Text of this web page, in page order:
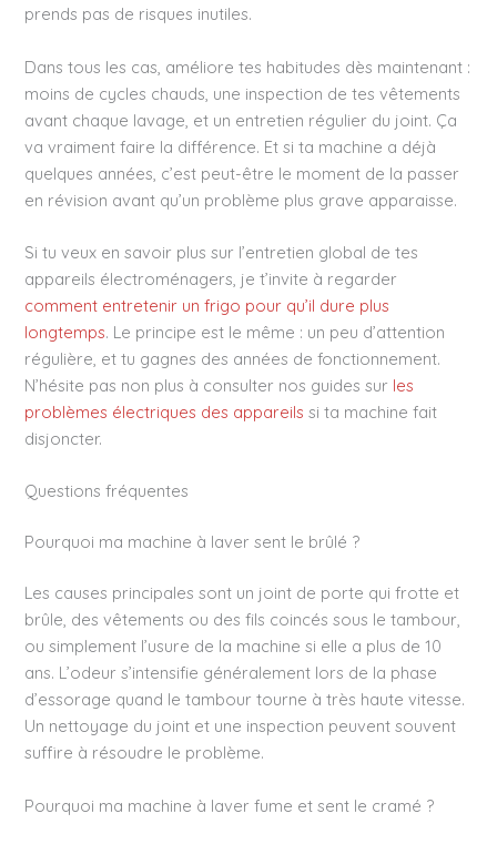
prends pas de risques inutiles.
Dans tous les cas, améliore tes habitudes dès maintenant :
moins de cycles chauds, une inspection de tes vêtements
avant chaque lavage, et un entretien régulier du joint. Ça
va vraiment faire la différence. Et si ta machine a déjà
quelques années, c’est peut-être le moment de la passer
en révision avant qu’un problème plus grave apparaisse.
Si tu veux en savoir plus sur l’entretien global de tes
appareils électroménagers, je t’invite à regarder
comment entretenir un frigo pour qu’il dure plus
longtemps. Le principe est le même : un peu d’attention
régulière, et tu gagnes des années de fonctionnement.
N’hésite pas non plus à consulter nos guides sur les
problèmes électriques des appareils si ta machine fait
disjoncter.
Questions fréquentes
Pourquoi ma machine à laver sent le brûlé ?
Les causes principales sont un joint de porte qui frotte et
brûle, des vêtements ou des fils coincés sous le tambour,
ou simplement l’usure de la machine si elle a plus de 10
ans. L’odeur s’intensifie généralement lors de la phase
d’essorage quand le tambour tourne à très haute vitesse.
Un nettoyage du joint et une inspection peuvent souvent
suffire à résoudre le problème.
Pourquoi ma machine à laver fume et sent le cramé ?